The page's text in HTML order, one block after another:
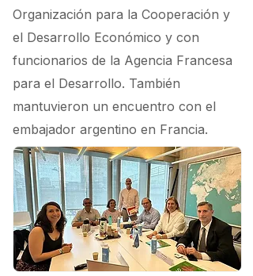
Organización para la Cooperación y
el Desarrollo Económico y con
funcionarios de la Agencia Francesa
para el Desarrollo. También
mantuvieron un encuentro con el
embajador argentino en Francia.